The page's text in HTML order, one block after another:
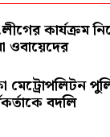
কার্যক্রম
ওবায়েদের
মেট্রোপলিটন
বদলি